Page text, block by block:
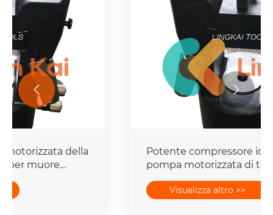
Potente compressore idraulico con
pompa motorizzata di tesatura della
 